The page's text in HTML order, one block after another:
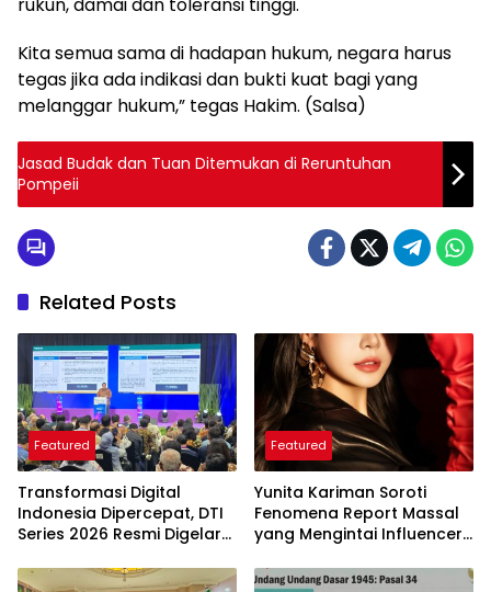
rukun, damai dan toleransi tinggi.
Kita semua sama di hadapan hukum, negara harus
tegas jika ada indikasi dan bukti kuat bagi yang
melanggar hukum,” tegas Hakim. (Salsa)
Jasad Budak dan Tuan Ditemukan di Reruntuhan
Pompeii
Related Posts
Featured
Transformasi Digital
Indonesia Dipercepat, DTI
Series 2026 Resmi Digelar
Featured
Yunita Kariman Soroti
Fenomena Report Massal
yang Mengintai Influencer,
yang Perlu Diketahui